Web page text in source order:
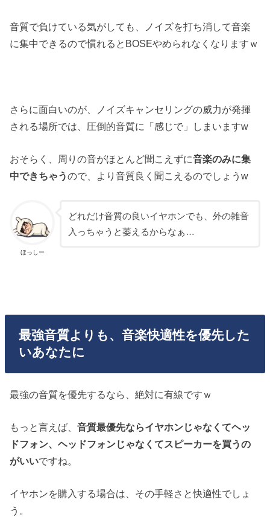
音質で負けている気がしても、ノイズを打ち消して音楽
に集中できるので慣れるとBOSEやめられなくなりますｗ
さらに面白いのが、ノイズキャンセリングの威力が発揮
される場所では、圧倒的音質に「感じで」しまいますw
おそらく、周りの音がほとんど聞こえずに音楽のみに集
中できちゃうので、より音質良く聞こえるのでしょうw
ほっしー
どれだけ音質の良いイヤホンでも、外の雑音
入っちゃうと萎えるからなぁ…
最強音質よりも、音楽快適性を優先した
いあなたに
最強の音質を優先するなら、絶対に有線ですｗ
もっと言えば、音質最優先ならイヤホンじゃなくてヘッ
ドフォン、ヘッドフォンじゃなくてスピーカーを買うの
がいいですね。
イヤホンを購入する場合は、その手軽さと快適性でしょ
う。